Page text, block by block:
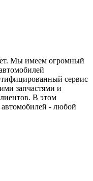
Мы имеем огромный
сервис
запчастями и
В этом
автомобилей - любой